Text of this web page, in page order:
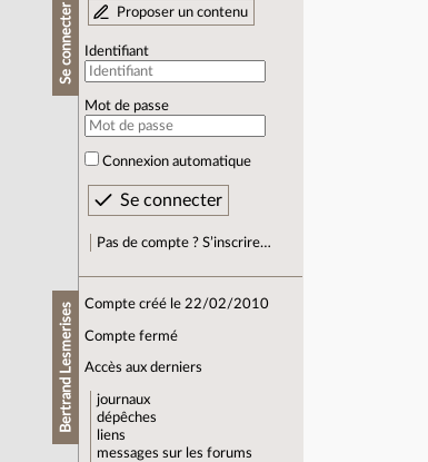
Se connecter Proposer un contenu
Identifiant
Mot de passe
Connexion automatique
Pas de compte ? S’inscrire…
Bertrand Lesmerises Compte créé le 22/02/2010
Compte fermé
Accès aux derniers
journaux
dépêches
liens
messages sur les forums